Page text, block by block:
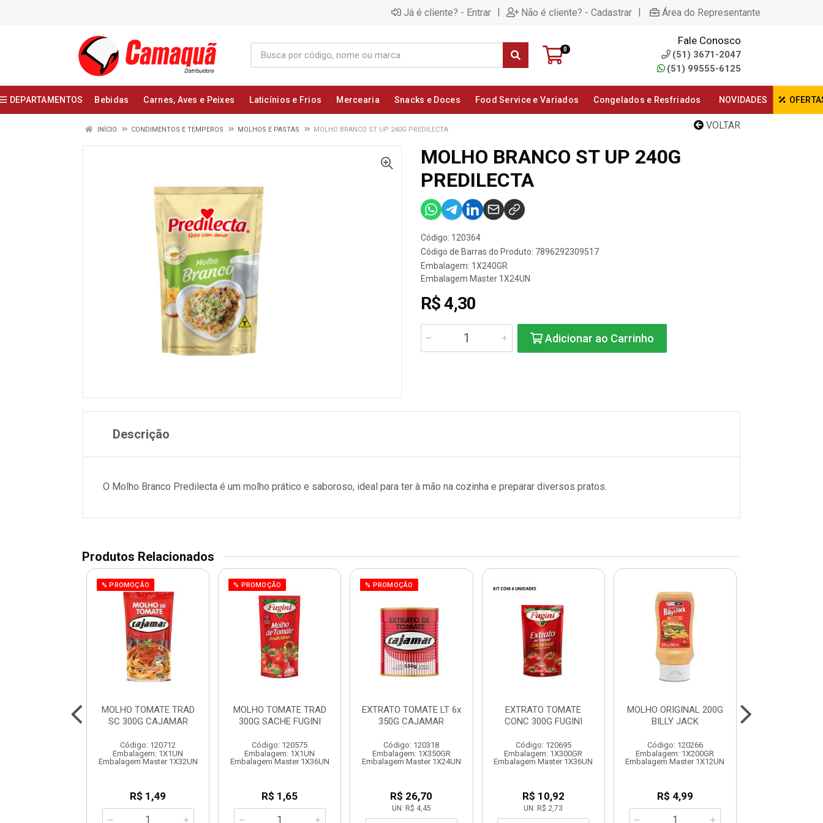
Já é cliente? - Entrar | Não é cliente? - Cadastrar | Área do Representante
0
Fale Conosco
(51) 3671-2047
(51) 99555-6125
DEPARTAMENTOS Bebidas Carnes, Aves e Peixes Laticínios e Frios Mercearia Snacks e Doces Food Service e Variados Congelados e Resfriados NOVIDADES
VOLTAR
INÍCIO CONDIMENTOS E TEMPEROS MOLHOS E PASTAS MOLHO BRANCO ST UP 240G PREDILECTA
MOLHO BRANCO ST UP 240G
PREDILECTA
Código: 120364
Código de Barras do Produto: 7896292309517
Embalagem: 1X240GR
Embalagem Master 1X24UN
R$ 4,30
Adicionar ao Carrinho
Descrição
O Molho Branco Predilecta é um molho prático e saboroso, ideal para ter à mão na cozinha e preparar diversos pratos.
Produtos Relacionados
% PROMOÇÃO
MOLHO TOMATE TRAD
SC 300G CAJAMAR
Código: 120712
Embalagem: 1X1UN
Embalagem Master 1X32UN
R$ 1,49
% PROMOÇÃO
MOLHO TOMATE TRAD
300G SACHE FUGINI
Código: 120575
Embalagem: 1X1UN
Embalagem Master 1X36UN
R$ 1,65
% PROMOÇÃO
EXTRATO TOMATE LT 6x
350G CAJAMAR
Código: 120318
Embalagem: 1X350GR
Embalagem Master 1X24UN
R$ 26,70
UN: R$ 4,45
EXTRATO TOMATE
CONC 300G FUGINI
Código: 120695
Embalagem: 1X300GR
Embalagem Master 1X36UN
R$ 10,92
UN: R$ 2,73
MOLHO ORIGINAL 200G
BILLY JACK
Código: 120266
Embalagem: 1X200GR
Embalagem Master 1X12UN
R$ 4,99